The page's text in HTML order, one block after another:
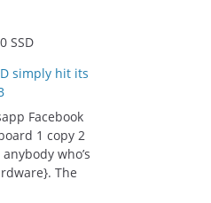
simply hit its
Facebook
1 copy 2
who’s
The